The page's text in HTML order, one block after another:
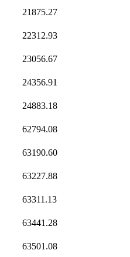
21875.27
22312.93
23056.67
24356.91
24883.18
62794.08
63190.60
63227.88
63311.13
63441.28
63501.08